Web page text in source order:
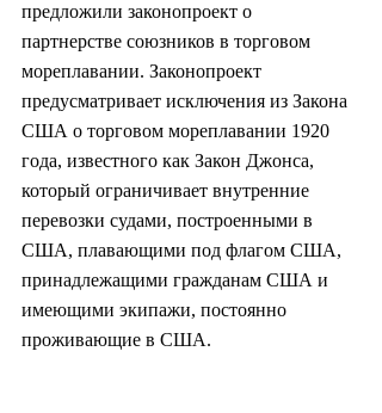
предложили законопроект о
партнерстве союзников в торговом
мореплавании. Законопроект
предусматривает исключения из Закона
США о торговом мореплавании 1920
года, известного как Закон Джонса,
который ограничивает внутренние
перевозки судами, построенными в
США, плавающими под флагом США,
принадлежащими гражданам США и
имеющими экипажи, постоянно
проживающие в США.